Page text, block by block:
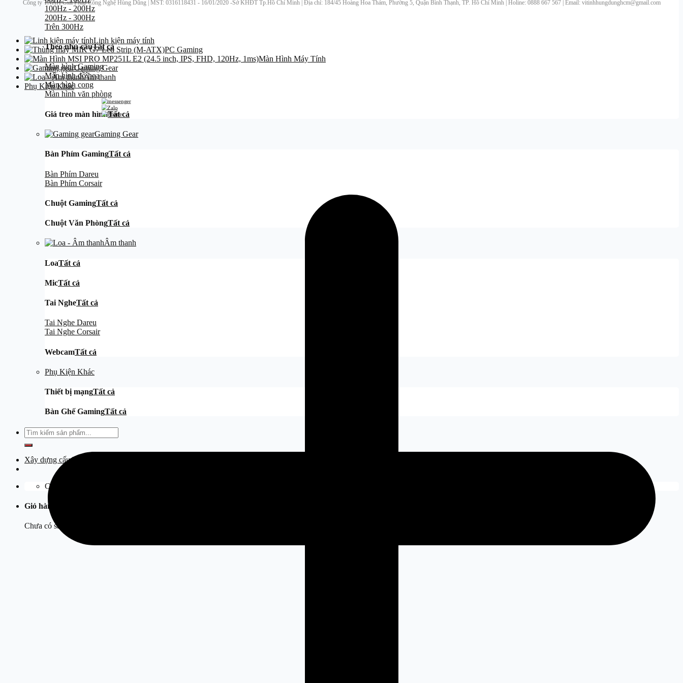
100Hz - 200Hz
200Hz - 300Hz
Trên 300Hz
Theo nhu cầuTất cả
Màn hình Gaming
Màn hình đồ họa
Màn hình cong
Màn hình văn phòng
Giá treo màn hìnhTất cả
Gaming Gear
Bàn Phím GamingTất cả
Bàn Phím Dareu
Bàn Phím Corsair
Chuột GamingTất cả
Chuột Văn PhòngTất cả
Âm thanh
LoaTất cả
MicTất cả
Tai NgheTất cả
Tai Nghe Dareu
Tai Nghe Corsair
WebcamTất cả
Phụ Kiện Khác
Thiết bị mạngTất cả
Bàn Ghế GamingTất cả
Tìm
kiếm:
Xây dựng cấu hình
Chưa có sản phẩm trong giỏ hàng.
Giỏ hàng
Chưa có sản phẩm trong giỏ hàng.
Công ty TNHH Giải Pháp Công Nghệ Hùng Dũng | MST: 0316118431 - 16/01/2020 -Sở KHĐT Tp.Hồ Chí Minh | Địa chỉ: 184/45 Hoàng Hoa Thám, Phường 5, Quận Bình Thạnh, TP. Hồ Chí Minh | Holine: 0888 667 567 | Email: vitinhhungdunghcm@gmail.com
Linh kiện máy tính
PC Gaming
Màn Hình Máy Tính
Gaming Gear
Âm thanh
Phụ Kiện Khác